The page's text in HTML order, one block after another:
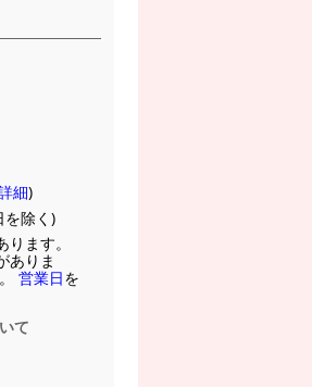
細)
除く)
ます。
ありま
営業日を
て